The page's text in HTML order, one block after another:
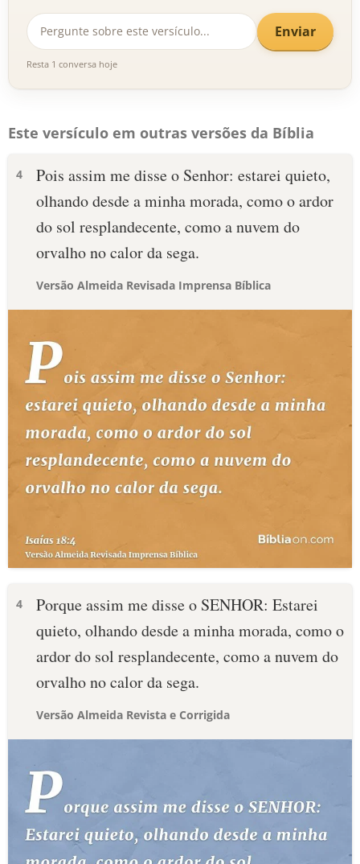
Enviar
Resta 1 conversa hoje
Este versículo em outras versões da Bíblia
4
Pois assim me disse o Senhor: estarei quieto,
olhando desde a minha morada, como o ardor
do sol resplandecente, como a nuvem do
orvalho no calor da sega.
Versão Almeida Revisada Imprensa Bíblica
4
Porque assim me disse o SENHOR: Estarei
quieto, olhando desde a minha morada, como o
ardor do sol resplandecente, como a nuvem do
orvalho no calor da sega.
Versão Almeida Revista e Corrigida